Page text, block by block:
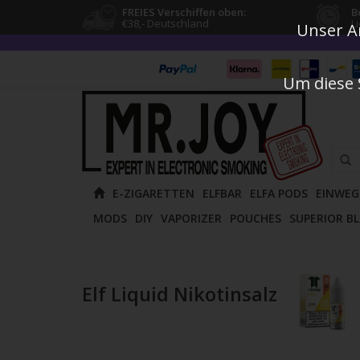
FREIES Verschiffen oben:
€38,- Deutschland
die
Pfeile
um
E-ZIGARETTEN ELFBAR ELFA PODS
MODS DIY VAPORIZER POUCHES SUPERIOR
Elf Liquid Nikotinsalz
Unser
Um diese